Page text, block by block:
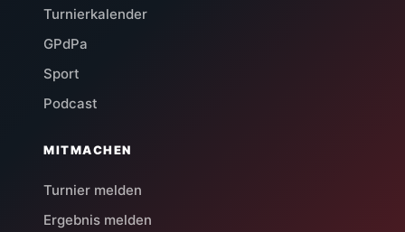
Turnierkalender
GPdPa
Sport
Podcast
MITMACHEN
Turnier melden
Ergebnis melden